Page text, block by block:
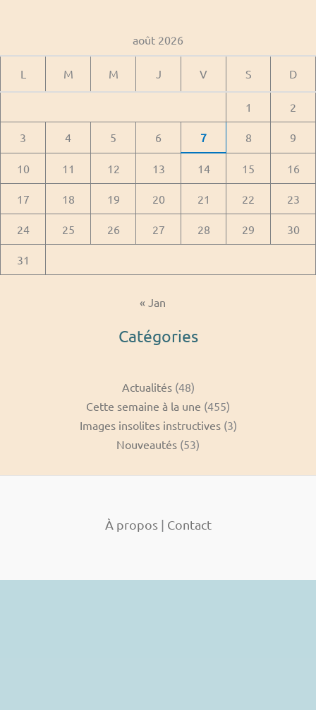
août 2026
L M M J V S D
1 2
3 4 5 6 7 8 9
10 11 12 13 14 15 16
17 18 19 20 21 22 23
24 25 26 27 28 29 30
31
« Jan
Catégories
Actualités(48)
Cette semaine à la une (455)
Images insolites instructives(3)
Nouveautés (53)
À propos| Contact